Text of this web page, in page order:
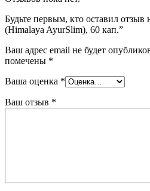
Будьте первым, кто оставил
(Himalaya AyurSlim), 60 кап.”
Ваш адрес email не будет
помечены *
Ваша оценка *
Ваш отзыв *